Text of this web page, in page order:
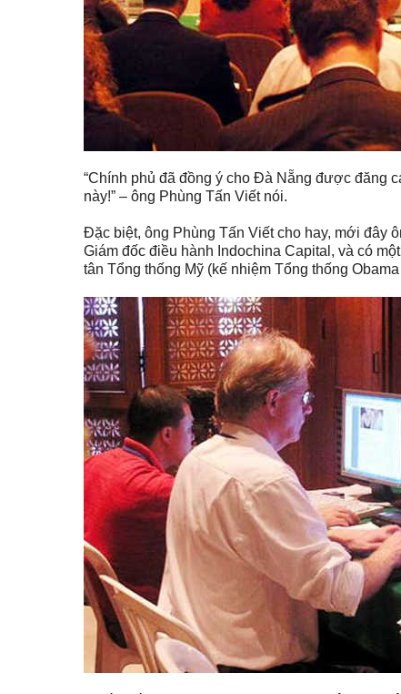
“Chính phủ đã đồng ý cho Đà Nẵng được đăng
này!” – ông Phùng Tấn Viết nói.
Đặc biệt, ông Phùng Tấn Viết cho hay, mới đây
Giám đốc điều hành Indochina Capital, và có
tân Tổng thống Mỹ (kế nhiệm Tổng thống